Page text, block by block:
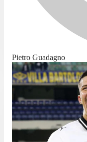
Pietro Guadagno